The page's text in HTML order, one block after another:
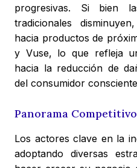
progresivas. Si bien
tradicionales
hacia productos de
y Vuse, lo que refleja
hacia la reducción de
del consumidor
Panorama Competitivo
Los actores clave en la
adoptando diversas